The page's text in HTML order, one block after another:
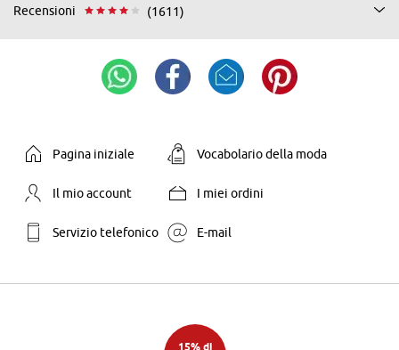
Recensioni (1611)
Pagina iniziale Vocabolario della moda
Il mio account I miei ordini
Servizio telefonico E-mail
15% di